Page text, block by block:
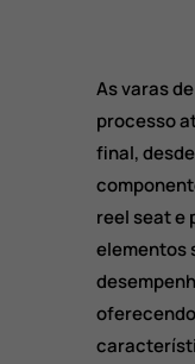
As varas
processo
final,
reel seat e
elementos